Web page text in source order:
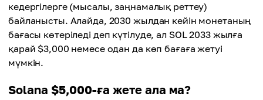
кедергілерге (мысалы, заңнамалық реттеу)
байланысты. Алайда, 2030 жылдан кейін монетаның
бағасы көтеріледі деп күтілуде, ал SOL 2033 жылға
қарай $3,000 немесе одан да көп бағаға жетуі
мүмкін.
Solana $5,000-ға жете ала ма?